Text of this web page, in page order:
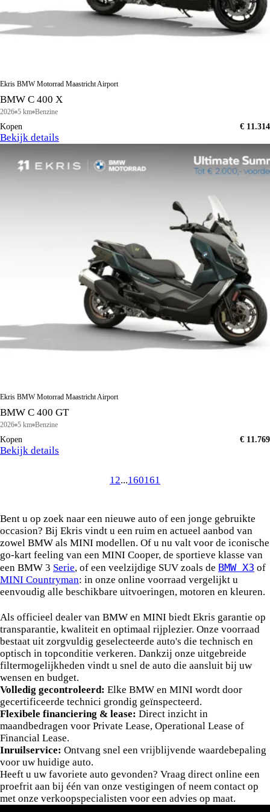
Ekris BMW Motorrad Maastricht Airport
BMW C 400 X
2026 5 km Benzine
Kopen € 11.314
Bekijk details
Ekris BMW Motorrad Maastricht Airport
BMW C 400 GT
2026 5 km Benzine
Kopen € 11.769
Bekijk details
1 2...160161
Bent u op zoek naar een nieuwe auto of een jonge gebruikte
occasion? Bij Ekris vindt u een ruim en actueel aanbod van
zowel BMW als MINI modellen. Of u nu valt voor de iconische
go-kart feeling van een MINI Cooper, de sportieve klasse van
een BMW 3 Serie, of een veelzijdige SUV zoals de BMW X3 of
MINI Countryman: in onze online voorraad vergelijkt u
eenvoudig alle beschikbare uitvoeringen, motoren en kleuren.
Als officieel dealer van BMW en MINI biedt Ekris garantie op
transparantie, kwaliteit en optimaal rijplezier. Onze voorraad
bestaat uit zorgvuldig geselecteerde auto's die technisch en
optisch in topconditie verkeren. Dankzij onze uitgebreide
filtermogelijkheden vindt u snel de auto die aansluit bij uw
wensen en budget.
Volledig gecontroleerd: Elke BMW en MINI wordt door
gecertificeerde technici grondig geïnspecteerd.
Flexibele financiering & lease: Direct inzicht in
maandbedragen voor Private Lease, Operational Lease of
Financial Lease.
Inruilservice: Ontvang snel een vrijblijvende waardebepaling
voor uw huidige auto.
Heeft u uw favoriete auto gevonden? Vraag direct online een
proefrit aan bij één van onze vestigingen of neem contact op
met onze verkoopspecialisten voor een advies op maat.